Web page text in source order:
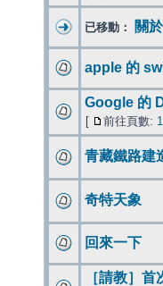
已移動： 關
apple 的
Google 的
[ 前往頁數: 1
青藏鐵路建
奇特天象
回來一下
［請教］